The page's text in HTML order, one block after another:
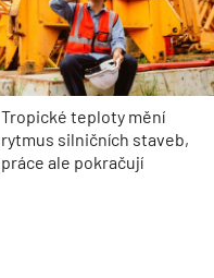
Tropické teploty mění
rytmus silničních staveb,
práce ale pokračují